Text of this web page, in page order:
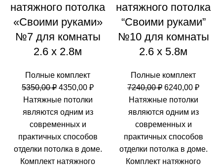
натяжного потолка
«Своими руками»
№7 для комнаты
2.6 х 2.8м
Полные комплект
5350,00₽ Первоначальная
цена
составляла
5350,00 ₽.
4350,00 ₽Текущая
4350,00 ₽.
Натяжные потолки
являются одним из
современных и
практичных способов
отделки потолка в доме.
Комплект натяжного
натяжного потолка
“Своими руками”
№10 для комнаты
2.6 х 5.8м
Полные комплект
7240,00₽
цена
составляла
7240,00 ₽.
6240,00 ₽
Натяжные потолки
являются одним из
современных и
практичных способов
отделки потолка в доме.
Комплект натяжного